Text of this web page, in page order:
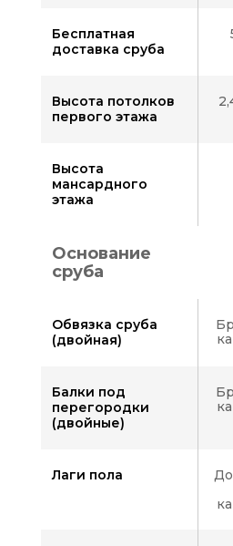
2
4
Бесплатная
доставка сруба
Высота потолков
первого этажа
Высота
мансардного
этажа
Основание
сруба
Обвязка сруба
(двойная)
Балки под
перегородки
(двойные)
Лаги пола